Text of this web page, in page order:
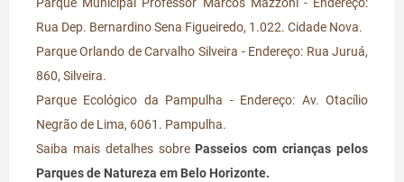
Parque Municipal Professor Marcos Mazzoni - Endereço:
Rua Dep. Bernardino Sena Figueiredo, 1.022. Cidade Nova.
Parque Orlando de Carvalho Silveira - Endereço: Rua Juruá,
860, Silveira.
Parque Ecológico da Pampulha - Endereço: Av. Otacílio
Negrão de Lima, 6061. Pampulha.
Saiba mais detalhes sobre Passeios com crianças pelos
Parques de Natureza em Belo Horizonte.